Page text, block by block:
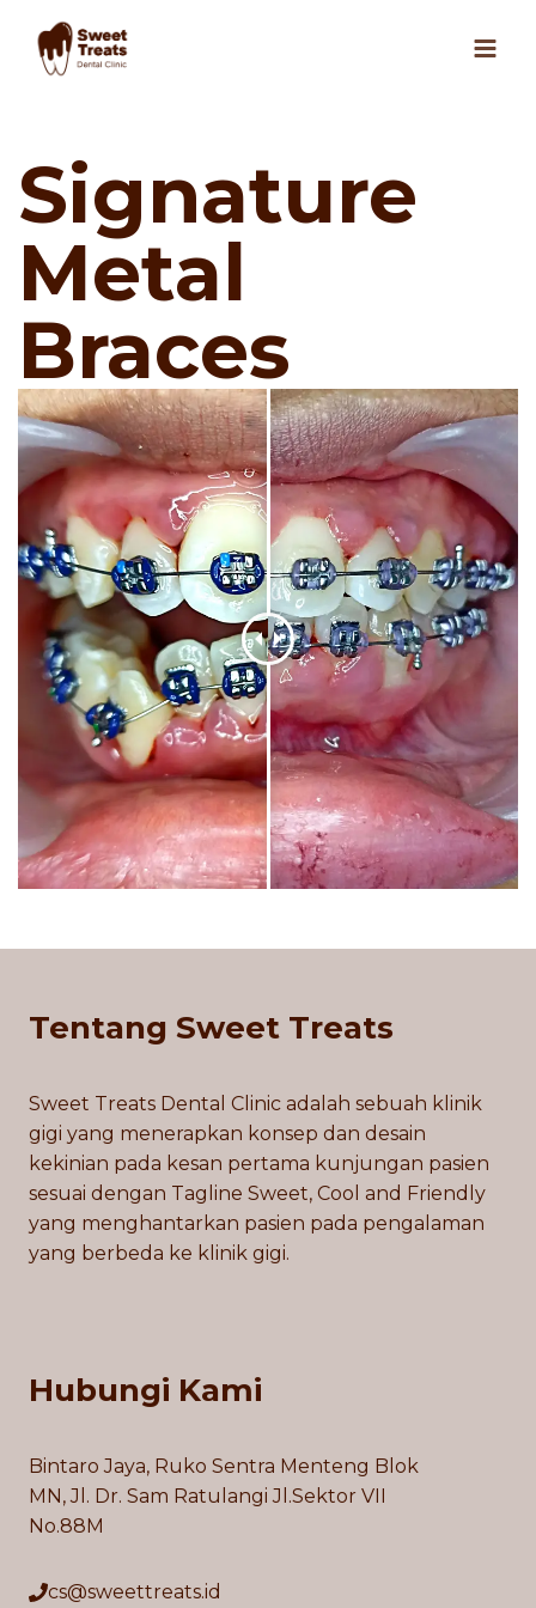
content
Signature
Metal
Braces
Tentang Sweet Treats
Sweet Treats Dental Clinic adalah sebuah klinik
gigi yang menerapkan konsep dan desain
kekinian pada kesan pertama kunjungan pasien
sesuai dengan Tagline Sweet, Cool and Friendly
yang menghantarkan pasien pada pengalaman
yang berbeda ke klinik gigi.
Hubungi Kami
Bintaro Jaya, Ruko Sentra Menteng Blok
MN, Jl. Dr. Sam Ratulangi Jl.Sektor VII
No.88M
cs@sweettreats.id